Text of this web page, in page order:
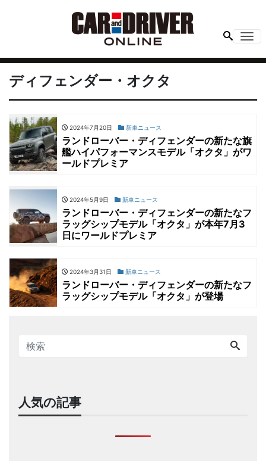
ディフェンダー・オクタ
2024年7月20日 新車ニュース
ランドローバー・ディフェンダーの新たな旗
艦ハイパフォーマンスモデル「オクタ」がワ
ールドプレミア
2024年5月9日 新車ニュース
ランドローバー・ディフェンダーの新たなフ
ラッグシップモデル「オクタ」が本年7月3
日にワールドプレミア
2024年3月31日 新車ニュース
ランドローバー・ディフェンダーの新たなフ
ラッグシップモデル「オクタ」が登場
人気の記事